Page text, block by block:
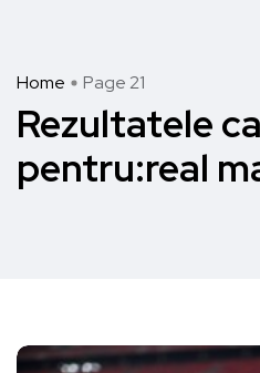
Home Page 21
Rezultatele
pentru:real